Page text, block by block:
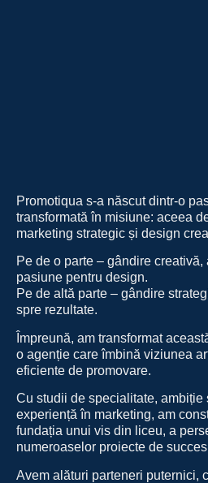
Promotiqua s-a născut dintr-o
transformată în misiune: aceea
marketing strategic și design
Pe de o parte – gândire
pasiune pentru design.
Pe de altă parte – gândire
spre rezultate.
Împreună, am transformat
o agenție care îmbină viziunea
eficiente de promovare.
Cu studii de specialitate, ambiție
experiență în marketing, am
fundația unui vis din liceu, a
numeroaselor proiecte de
Avem alături parteneri puternici,